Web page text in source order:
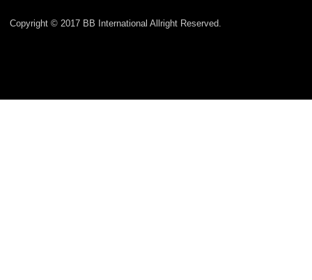
Copyright © 2017 BB International Allright Reserved.